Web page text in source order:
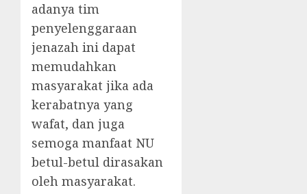
adanya tim
penyelenggaraan
jenazah ini dapat
memudahkan
masyarakat jika ada
kerabatnya yang
wafat, dan juga
semoga manfaat NU
betul-betul dirasakan
oleh masyarakat.